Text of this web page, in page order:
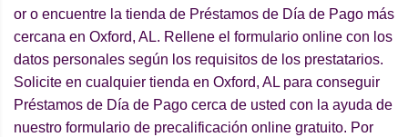
or o encuentre la tienda de Préstamos de Día de Pago más
cercana en Oxford, AL. Rellene el formulario online con los
datos personales según los requisitos de los prestatarios.
Solicite en cualquier tienda en Oxford, AL para conseguir
Préstamos de Día de Pago cerca de usted con la ayuda de
nuestro formulario de precalificación online gratuito. Por